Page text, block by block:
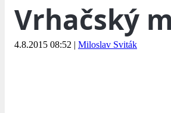
Vrhačský
4.8.2015 08:52 | Miloslav Sviták